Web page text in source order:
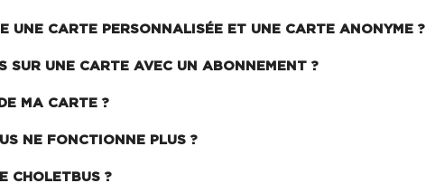
UNE CARTE PERSONNALISÉE ET UNE CARTE ANONYME ?
SUR UNE CARTE AVEC UN ABONNEMENT ?
MA CARTE ?
NE FONCTIONNE PLUS ?
CHOLETBUS ?